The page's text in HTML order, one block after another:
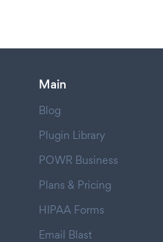
Main
Blog
Plugin Library
POWR Business
Plans & Pricing
HIPAA Forms
Email Blast